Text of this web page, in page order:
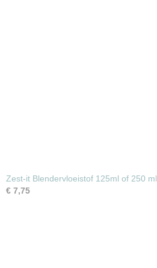
Zest-it Blendervloeistof 125ml of 250 ml
€ 7,75